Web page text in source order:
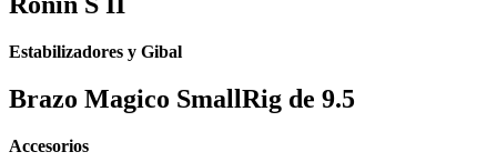
Estabilizadores y Gibal
Brazo Magico SmallRig de 9.5
Accesorios